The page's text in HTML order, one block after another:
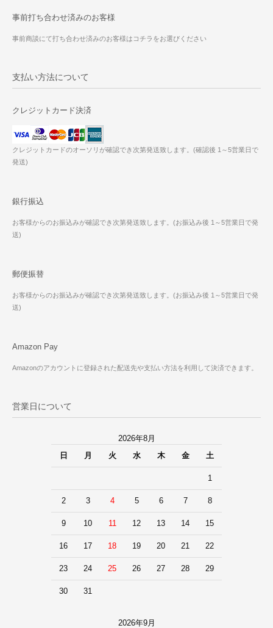
事前打ち合わせ済みのお客様
事前商談にて打ち合わせ済みのお客様はコチラをお選びください
支払い方法について
クレジットカード決済
クレジットカードのオーソリが確認でき次第発送致します。(確認後 1～5営業日で
発送)
銀行振込
お客様からのお振込みが確認でき次第発送致します。(お振込み後 1～5営業日で発
送)
郵便振替
お客様からのお振込みが確認でき次第発送致します。(お振込み後 1～5営業日で発
送)
Amazon Pay
Amazonのアカウントに登録された配送先や支払い方法を利用して決済できます。
営業日について
2026年8月
日
月 火 水 木 金 土
1
2 3 4 5 6 7 8
9 10 11 12 13 14 15
16 17 18 19 20 21 22
23 24 25 26 27 28 29
30 31
2026年9月